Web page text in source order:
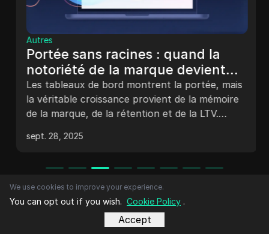
Autres
Portée sans racines : quand la
notoriété de la marque devient
une mesure vide de sens
Les tableaux de bord montrent la portée, mais
la véritable croissance provient de la mémoire
de la marque, de la rétention et de la LTV.
impressions, définit la valeur commerciale
sept. 28, 2025
We use cookies to improve your experience.
You can opt out if you wish. Cookie Policy .
Accept